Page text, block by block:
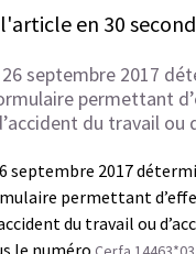
en 30
septembre 2017
permettant
du travail ou
septembre 2017
permettant
du travail ou
le numéro